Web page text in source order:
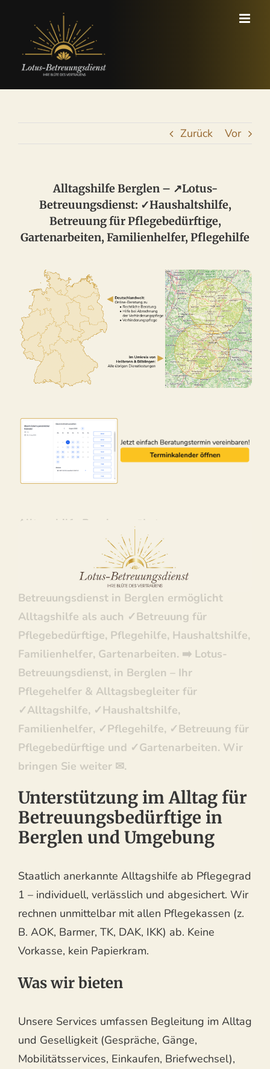
springen
Zurück Vor
Alltagshilfe Berglen – ↗️Lotus-
Betreuungsdienst: ✓Haushaltshilfe,
Betreuung für Pflegebedürftige,
Gartenarbeiten, Familienhelfer, Pflegehilfe
Alltagshilfe Berglen – ↗️Lotus-
Betreuungsdienst: ✓Haushaltshilfe,
Familienhelfer, Pflegehilfe, Betreuung für
Pflegebedürftige, Gartenarbeiten. ↗️Lotus-
Betreuungsdienst in Berglen ermöglicht
Alltagshilfe als auch ✓Betreuung für
Pflegebedürftige, Pflegehilfe, Haushaltshilfe,
Familienhelfer, Gartenarbeiten. ➡️ Lotus-
Betreuungsdienst, in Berglen – Ihr
Pflegehelfer & Alltagsbegleiter für
✓Alltagshilfe, ✓Haushaltshilfe,
Familienhelfer, ✓Pflegehilfe, ✓Betreuung für
Pflegebedürftige und ✓Gartenarbeiten. Wir
bringen Sie weiter ✉.
Unterstützung im Alltag für
Betreuungsbedürftige in
Berglen und Umgebung
Staatlich anerkannte Alltagshilfe ab Pflegegrad
1 – individuell, verlässlich und abgesichert. Wir
rechnen unmittelbar mit allen Pflegekassen (z.
B. AOK, Barmer, TK, DAK, IKK) ab. Keine
Vorkasse, kein Papierkram.
Was wir bieten
Unsere Services umfassen Begleitung im Alltag
und Geselligkeit (Gespräche, Gänge,
Mobilitätsservices, Einkaufen, Briefwechsel),